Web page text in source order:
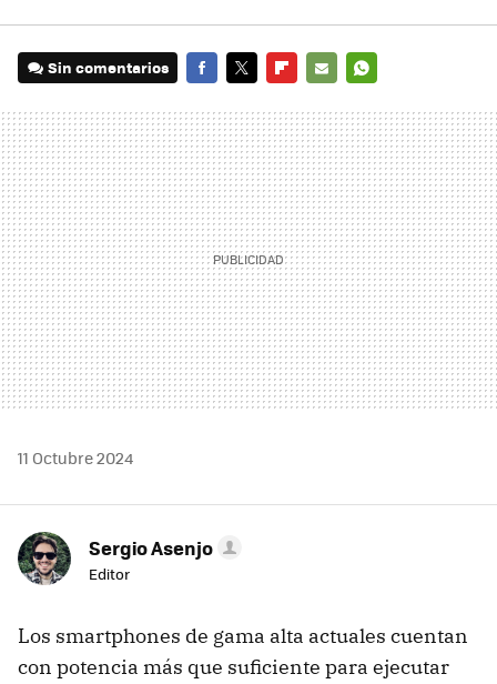
Sin comentarios
MAIL
11 Octubre 2024
Sergio Asenjo
Editor
Los smartphones de gama alta actuales cuentan
con potencia más que suficiente para ejecutar